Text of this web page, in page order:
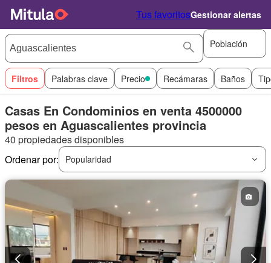
Tus favoritosGestionar alertas
Población
Filtros Palabras clave Precio Recámaras Baños
Casas En Condominios en venta 4500000
pesos en Aguascalientes provincia
40 propiedades disponibles
Ordenar por:
Popularidad